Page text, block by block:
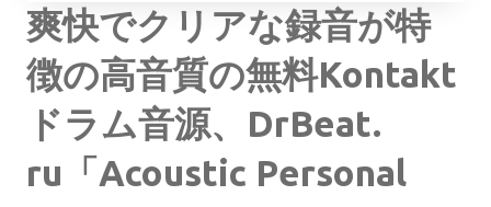
爽快でクリアな録音が特
徴の高音質の無料Kontakt
ドラム音源、DrBeat.
ru「Acoustic Personal